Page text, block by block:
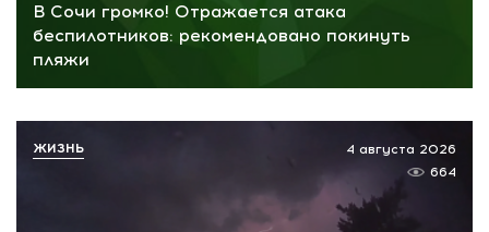
В Сочи громко! Отражается атака
беспилотников: рекомендовано покинуть
пляжи
4 августа 2026
664
ЖИЗНЬ